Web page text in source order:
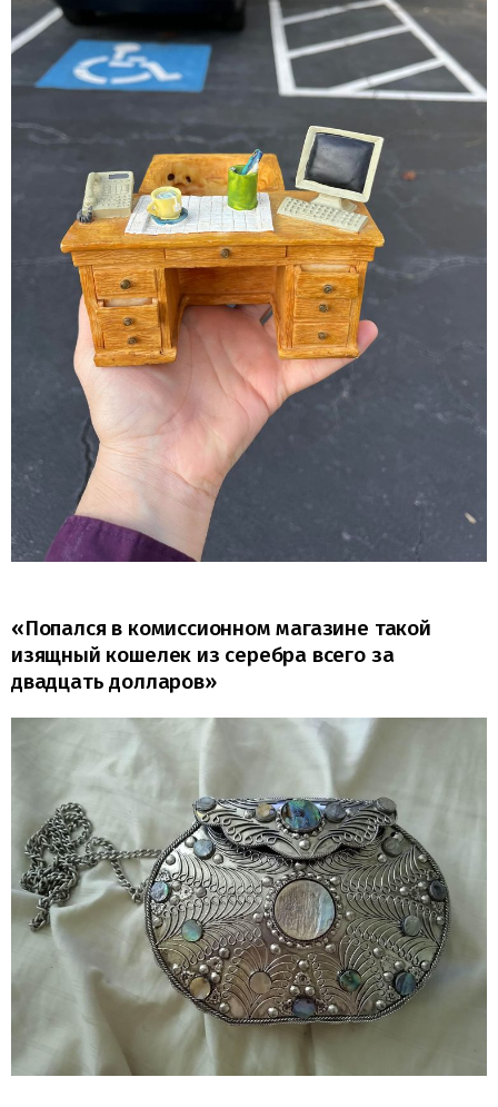
«Попался в комиссионном магазине такой
изящный кошелек из серебра всего за
двадцать долларов»